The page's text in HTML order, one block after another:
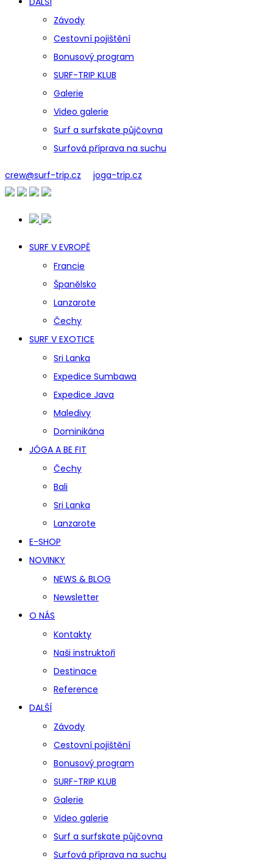
Závody
Cestovní pojištění
Bonusový program
SURF-TRIP KLUB
Galerie
Video galerie
Surf a surfskate půjčovna
Surfová příprava na suchu
crew@surf-trip.cz joga-trip.cz
SURF V EVROPĚ
Francie
Španělsko
Lanzarote
Čechy
SURF V EXOTICE
Sri Lanka
Expedice Sumbawa
Expedice Java
Maledivy
Dominikána
JÓGA A BE FIT
Čechy
Bali
Sri Lanka
Lanzarote
E-SHOP
NOVINKY
NEWS & BLOG
Newsletter
O NÁS
Kontakty
Naši instruktoři
Destinace
Reference
DALŠÍ
Závody
Cestovní pojištění
Bonusový program
SURF-TRIP KLUB
Galerie
Video galerie
Surf a surfskate půjčovna
Surfová příprava na suchu